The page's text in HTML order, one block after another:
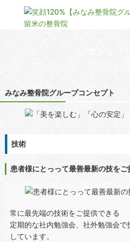
みなみ整骨院グループコンセプト
技術
患者様にとっって最善最新の技をご
常に最先端の技術をご提供できる
定期的な社内勉強会、社外勉強会
しています。